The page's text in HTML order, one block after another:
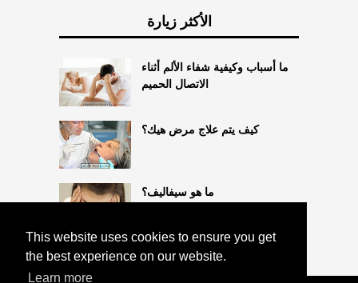
This website uses cookies to ensure you get
the best experience on our website.
Learn more
الأكثر زيارة
ما أسباب وكيفية شفاء الألم أثناء
الاتصال الحميم
كيف يتم علاج مرض هيك؟
ما هو سيفاليف؟